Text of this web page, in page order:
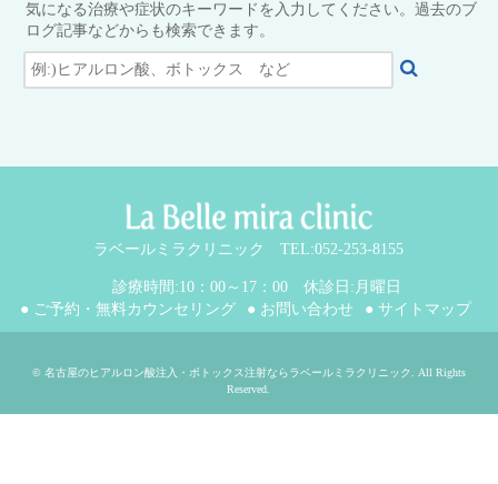
気になる治療や症状のキーワードを入力してください。過去のブ
ログ記事などからも検索できます。
ラベールミラクリニック TEL:052-253-8155
診療時間:10：00～17：00 休診日:月曜日
● ご予約・無料カウンセリング
● お問い合わせ ● サイトマップ
© 名古屋のヒアルロン酸注入・ボトックス注射ならラベールミラクリニック
. All Rights
Reserved.